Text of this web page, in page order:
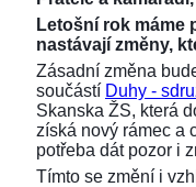
Letošní rok máme
nastávají změny,
Zásadní změna
součástí Duhy -
Skanska ŽS, která
získá nový rámec a
potřeba dát pozor i
Tímto se změní i